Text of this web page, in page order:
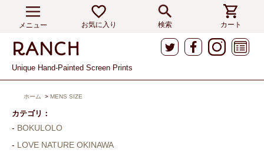
メニュー お気に入り 検索 カート
Unique Hand-Painted Screen Prints
ホーム > MENS SIZE
カテゴリ：
BOKULOLO
LOVE NATURE OKINAWA